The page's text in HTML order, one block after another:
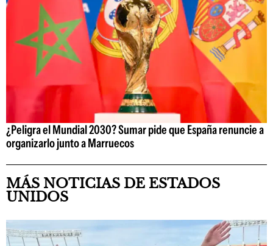
¿Peligra el Mundial 2030? Sumar pide que España renuncie a
organizarlo junto a Marruecos
MÁS NOTICIAS DE ESTADOS
UNIDOS